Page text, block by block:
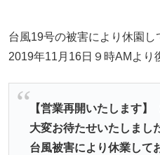
台風19号の被害により休園
2019年11月16日９時AMより
【営業再開いたします】
大変お待たせいたしまし
台風被害により休業して